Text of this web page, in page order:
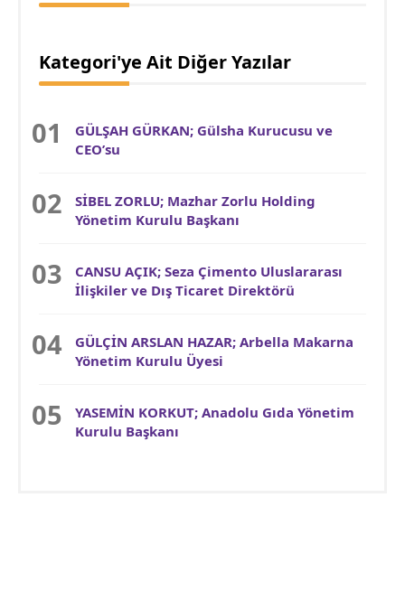
Kategori'ye Ait Diğer Yazılar
GÜLŞAH GÜRKAN; Gülsha Kurucusu ve
CEO’su
SİBEL ZORLU; Mazhar Zorlu Holding
Yönetim Kurulu Başkanı
CANSU AÇIK; Seza Çimento Uluslararası
İlişkiler ve Dış Ticaret Direktörü
GÜLÇİN ARSLAN HAZAR; Arbella Makarna
Yönetim Kurulu Üyesi
YASEMİN KORKUT; Anadolu Gıda Yönetim
Kurulu Başkanı